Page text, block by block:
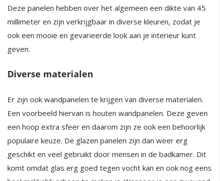
Deze panelen hebben over het algemeen een dikte van 45
millimeter en zijn verkrijgbaar in diverse kleuren, zodat je
ook een mooie en gevarieerde look aan je interieur kunt
geven.
Diverse materialen
Er zijn ook wandpanelen te krijgen van diverse materialen.
Een voorbeeld hiervan is houten wandpanelen. Deze geven
een hoop extra sfeer en daarom zijn ze ook een behoorlijk
populaire keuze. De glazen panelen zijn dan weer erg
geschikt en veel gebruikt door mensen in de badkamer. Dit
komt omdat glas erg goed tegen vocht kan en ook nog eens